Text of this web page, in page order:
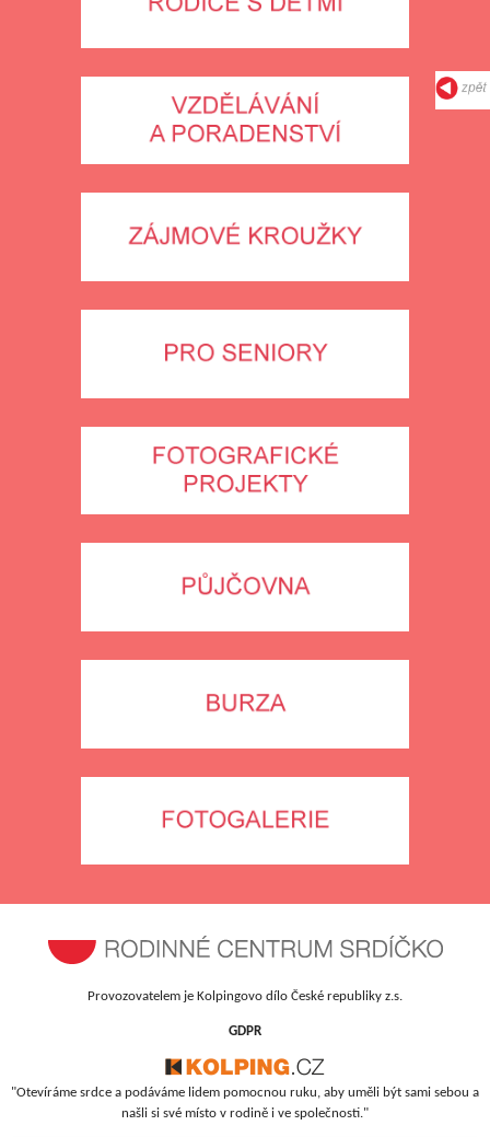
Provozovatelem je Kolpingovo dílo České republiky z.s.
GDPR
"Otevíráme srdce a podáváme lidem pomocnou ruku, aby uměli být sami sebou a
našli si své místo v rodině i ve společnosti."